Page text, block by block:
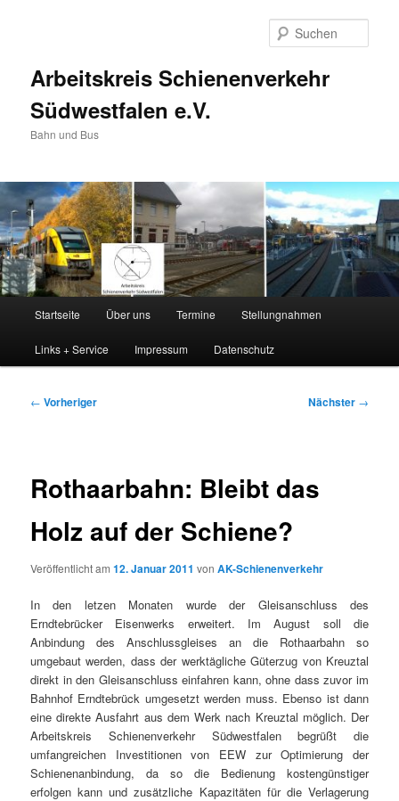
Arbeitskreis Schienenverkehr
Südwestfalen e.V.
Bahn und Bus
Startseite Über uns Termine Stellungnahmen
Links + Service Impressum Datenschutz
Beitragsnavigation
← Vorheriger Nächster →
Rothaarbahn: Bleibt das
Holz auf der Schiene?
Veröffentlicht am12. Januar 2011 vonAK-Schienenverkehr
In den letzen Monaten wurde der Gleisanschluss des
Erndtebrücker Eisenwerks erweitert. Im August soll die
Anbindung des Anschlussgleises an die Rothaarbahn so
umgebaut werden, dass der werktägliche Güterzug von Kreuztal
direkt in den Gleisanschluss einfahren kann, ohne dass zuvor im
Bahnhof Erndtebrück umgesetzt werden muss. Ebenso ist dann
eine direkte Ausfahrt aus dem Werk nach Kreuztal möglich. Der
Arbeitskreis Schienenverkehr Südwestfalen begrüßt die
umfangreichen Investitionen von EEW zur Optimierung der
Schienenanbindung, da so die Bedienung kostengünstiger
erfolgen kann und zusätzliche Kapazitäten für die Verlagerung